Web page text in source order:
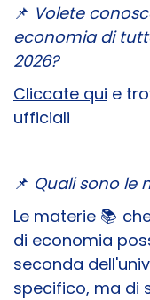
📌 Volete
economia di
2026?
Cliccate qui e
ufficiali
📌 Quali sono le
Le materie 📚
di economia
seconda
specifico, ma di